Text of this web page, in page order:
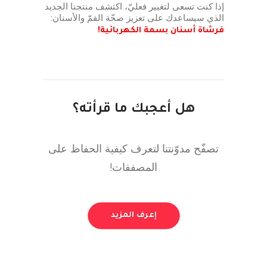
إذا كنت تسعى لتغيير فعليّ، اكتشف منتجنا الجديد
الذي سيساعدك على تعزيز صحّة الفمّ والأسنان:
فرشاة أسنان بسمة الكهربائية!
هل أعجبك ما قرأته؟
تصفّح مدوّنتنا لتعرف كيفية الحفاظ على
المصففات!
إعرف المزيد